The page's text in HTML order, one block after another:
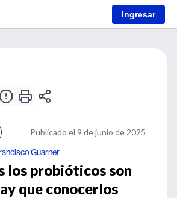
Ingresar
Publicado el 9 de junio de 2025
Guarner
los probióticos son
que conocerlos